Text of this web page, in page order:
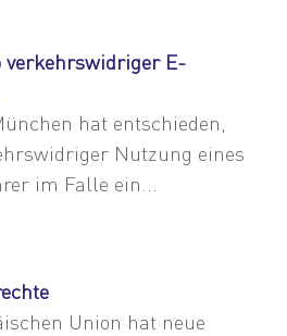
verkehrswidriger E-
hat entschieden,
Nutzung eines
im Falle ein...
Union hat neue